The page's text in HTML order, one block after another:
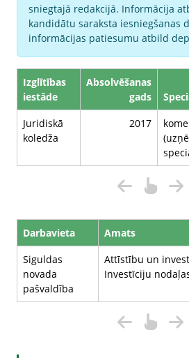
sniegtajā redakcijā. Informācija
kandidātu saraksta iesniegšanas
informācijas patiesumu atbild
Izglītības
iestāde
Absolvēšanas
gads
Juridiskā
koledža
2017
Darbavieta
Amats
Siguldas
novada
pašvaldība
Attīstību un
Investīciju